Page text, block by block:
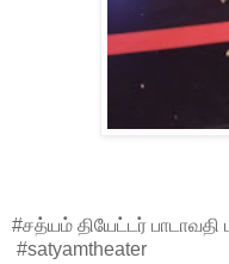
#சத்யம் தியேட்டர்
#satyamtheater